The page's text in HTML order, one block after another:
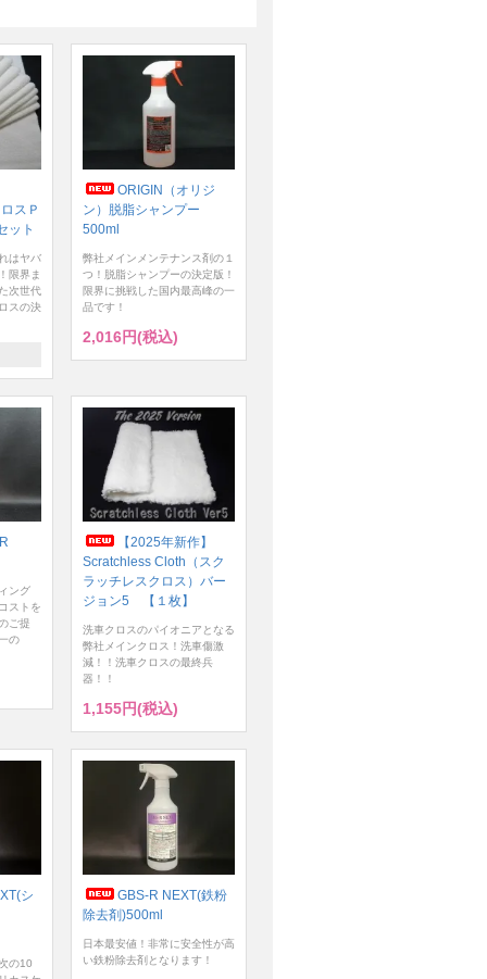
スＰ
ット
はヤバ
限界ま
次世代
スの決
ORIGIN（オリジ
ン）脱脂シャンプー
500ml
弊社メインメンテナンス剤の１
つ！脱脂シャンプーの決定版！
限界に挑戦した国内最高峰の一
品です！
2,016円(税込)
ング
ストを
ご提
の
【2025年新作】
Scratchless Cloth（スク
ラッチレスクロス）バー
ジョン5 【１枚】
洗車クロスのパイオニアとなる
弊社メインクロス！洗車傷激
減！！洗車クロスの最終兵
器！！
1,155円(税込)
シ
の10
GBS-R NEXT(鉄粉
除去剤)500ml
日本最安値！非常に安全性が高
い鉄粉除去剤となります！